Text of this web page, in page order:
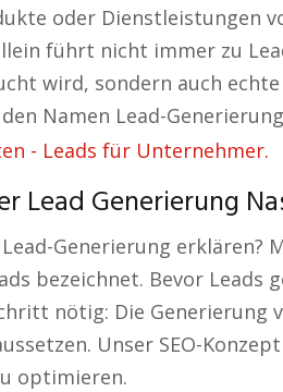
oder Dienstleistungen
führt nicht immer zu
wird, sondern auch
Namen Lead-
Lead Generierung
Generierung erklären?
bezeichnet. Bevor Leads
nötig: Die Generierung
Unser SEO-
optimieren.